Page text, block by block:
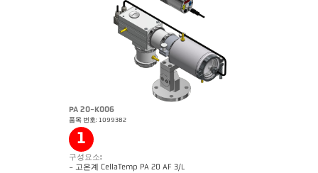
PA 20-K006
품목 번호: 1099382
1
구성요소:
- 고온계 CellaTemp PA 20 AF 3/L